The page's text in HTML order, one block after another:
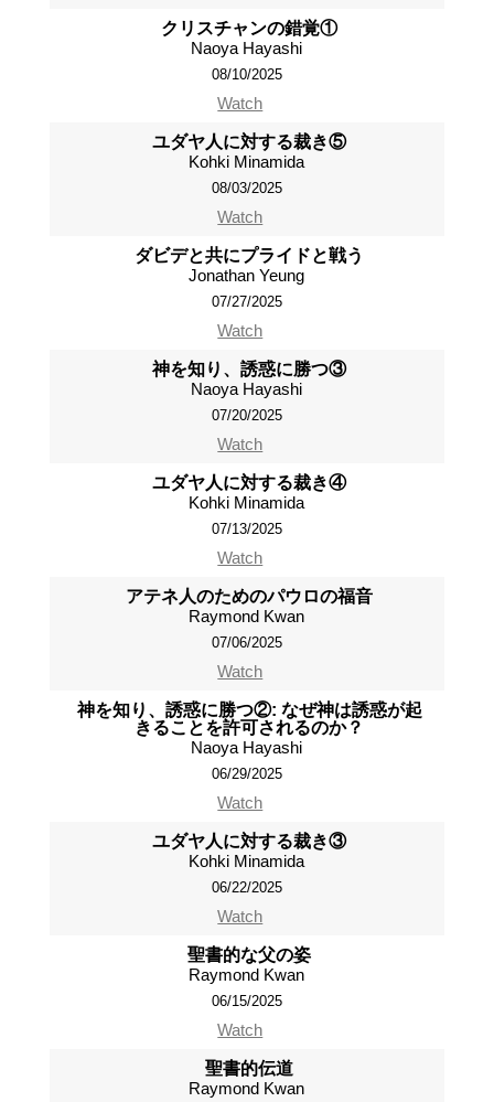
クリスチャンの錯覚①
Naoya Hayashi
08/10/2025
Watch
ユダヤ人に対する裁き⑤
Kohki Minamida
08/03/2025
Watch
ダビデと共にプライドと戦う
Jonathan Yeung
07/27/2025
Watch
神を知り、誘惑に勝つ③
Naoya Hayashi
07/20/2025
Watch
ユダヤ人に対する裁き④
Kohki Minamida
07/13/2025
Watch
アテネ人のためのパウロの福音
Raymond Kwan
07/06/2025
Watch
神を知り、誘惑に勝つ②: なぜ神は誘惑が起
きることを許可されるのか？
Naoya Hayashi
06/29/2025
Watch
ユダヤ人に対する裁き③
Kohki Minamida
06/22/2025
Watch
聖書的な父の姿
Raymond Kwan
06/15/2025
Watch
聖書的伝道
Raymond Kwan